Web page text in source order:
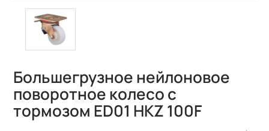
Большегрузное нейлоновое
поворотное колесо с
тормозом ED01 HKZ 100F